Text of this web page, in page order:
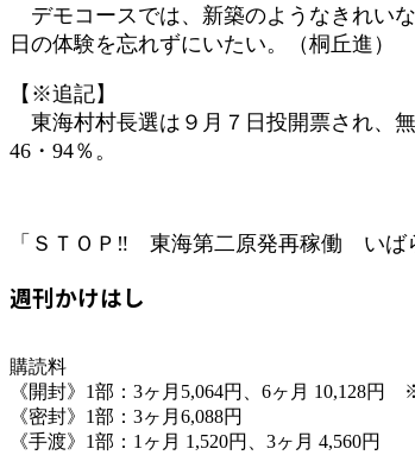
デモコースでは、新築のようなきれい
日の体験を忘れずにいたい。（桐丘進）
【※追記】
東海村村長選は９月７日投開票され、
46・94％。
「ＳＴＯＰ‼ 東海第二原発再稼働 いば
週刊かけはし
購読料
《開封》1部：3ヶ月5,064円、6ヶ月 10,128円
《密封》1部：3ヶ月6,088円
《手渡》1部：1ヶ月 1,520円、3ヶ月 4,560円